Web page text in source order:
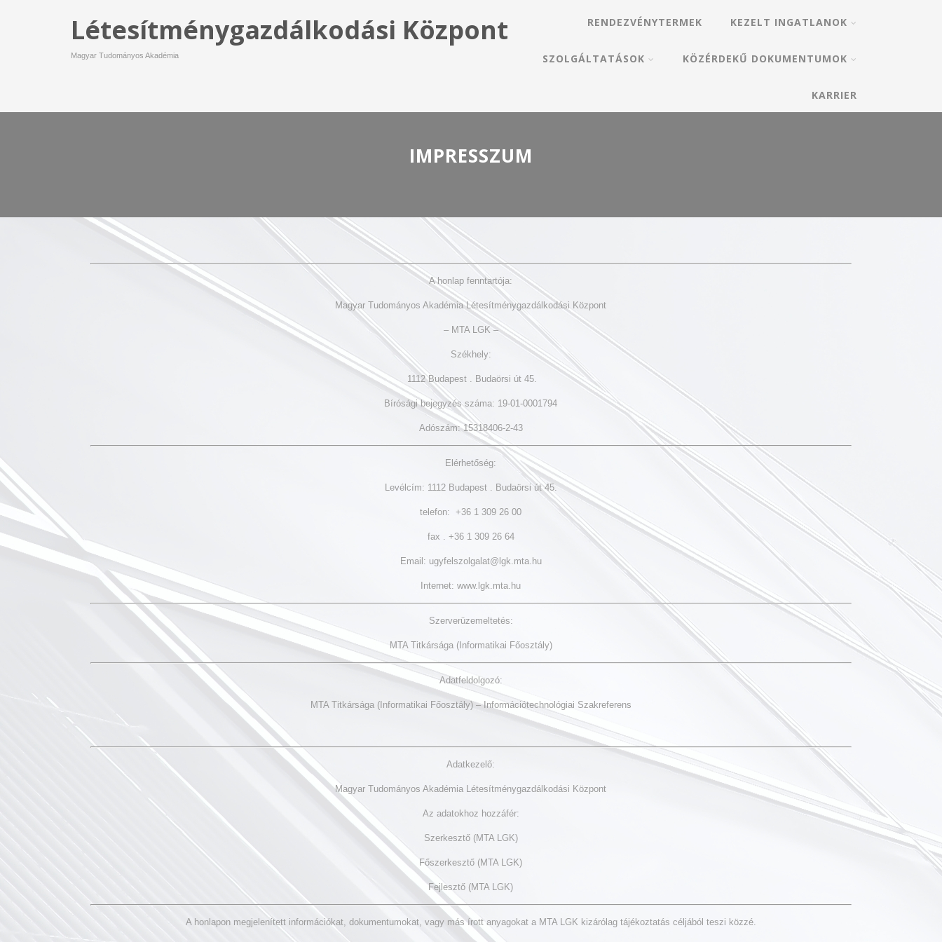
Létesítménygazdálkodási Központ
Magyar Tudományos Akadémia
RENDEZVÉNYTERMEK KEZELT INGATLANOK
SZOLGÁLTATÁSOK KÖZÉRDEKŰ DOKUMENTUMOK
KARRIER
IMPRESSZUM
A honlap fenntartója:
Magyar Tudományos Akadémia Létesítménygazdálkodási Központ
– MTA LGK –
Székhely:
1112 Budapest . Budaörsi út 45.
Bírósági bejegyzés száma: 19-01-0001794
Adószám: 15318406-2-43
Elérhetőség:
Levélcím: 1112 Budapest . Budaörsi út 45.
telefon: +36 1 309 26 00
fax . +36 1 309 26 64
Email: ugyfelszolgalat@lgk.mta.hu
Internet: www.lgk.mta.hu
Szerverüzemeltetés:
MTA Titkársága (Informatikai Főosztály)
Adatfeldolgozó:
MTA Titkársága (Informatikai Főosztály) – Információtechnológiai Szakreferens
Adatkezelő:
Magyar Tudományos Akadémia Létesítménygazdálkodási Központ
Az adatokhoz hozzáfér:
Szerkesztő (MTA LGK)
Főszerkesztő (MTA LGK)
Fejlesztő (MTA LGK)
A honlapon megjelenített információkat, dokumentumokat, vagy más írott anyagokat a MTA LGK kizárólag tájékoztatás céljából teszi közzé.